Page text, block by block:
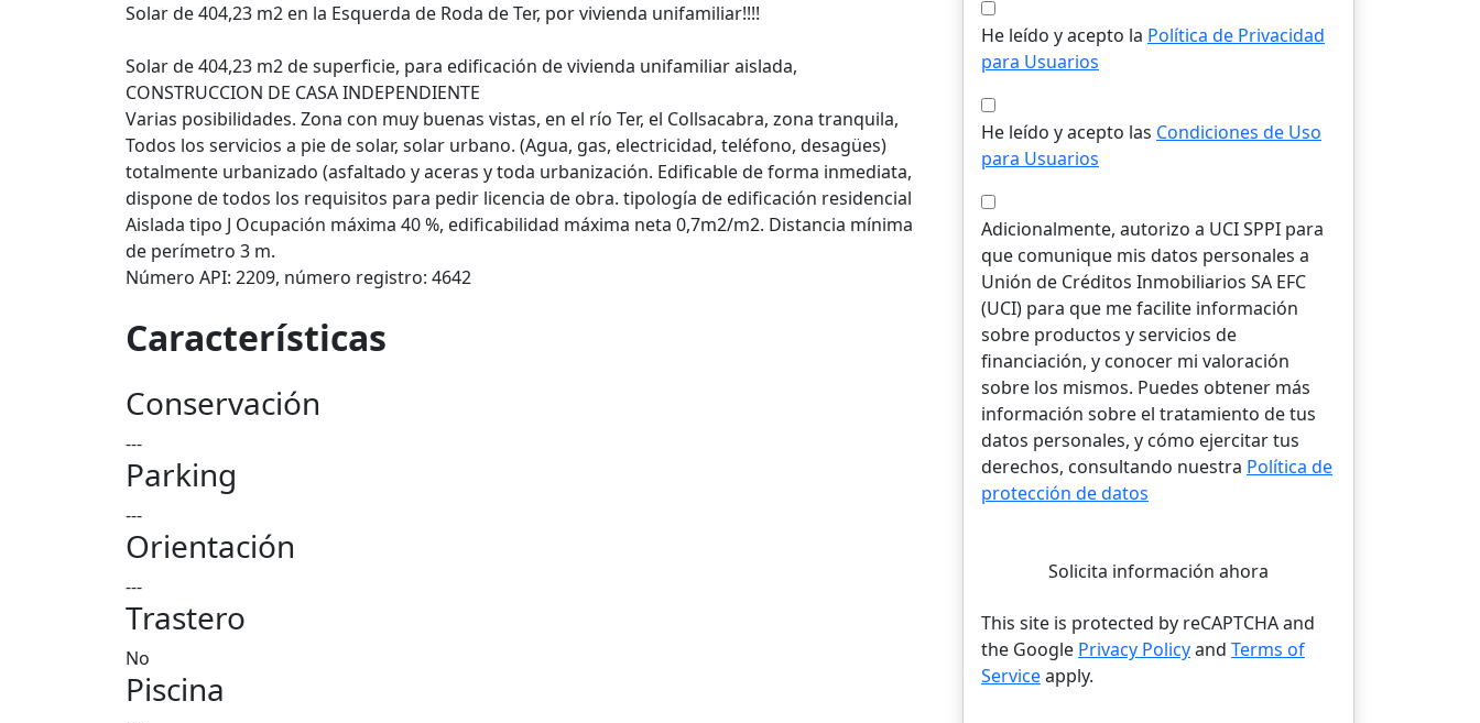
Solar de 404,23 m2 en la Esquerda de Roda de Ter, por vivienda unifamiliar!!!!
Solar de 404,23 m2 de superficie, para edificación de vivienda unifamiliar aislada,
CONSTRUCCION DE CASA INDEPENDIENTE
Varias posibilidades. Zona con muy buenas vistas, en el río Ter, el Collsacabra, zona tranquila,
Todos los servicios a pie de solar, solar urbano. (Agua, gas, electricidad, teléfono, desagües)
totalmente urbanizado (asfaltado y aceras y toda urbanización. Edificable de forma inmediata,
dispone de todos los requisitos para pedir licencia de obra. tipología de edificación residencial
Aislada tipo J Ocupación máxima 40 %, edificabilidad máxima neta 0,7m2/m2. Distancia mínima
de perímetro 3 m.
Número API: 2209, número registro: 4642
Características
Conservación
---
Parking
---
Orientación
---
Trastero
No
Piscina
He leído y acepto la Política de Privacidad
para Usuarios
He leído y acepto las Condiciones de Uso
para Usuarios
Adicionalmente, autorizo a UCI SPPI para
que comunique mis datos personales a
Unión de Créditos Inmobiliarios SA EFC
(UCI) para que me facilite información
sobre productos y servicios de
financiación, y conocer mi valoración
sobre los mismos. Puedes obtener más
información sobre el tratamiento de tus
datos personales, y cómo ejercitar tus
derechos, consultando nuestra Política de
protección de datos
Solicita información ahora
This site is protected by reCAPTCHA and
the Google Privacy Policyand Terms of
Serviceapply.